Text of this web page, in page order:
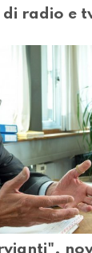
radio e